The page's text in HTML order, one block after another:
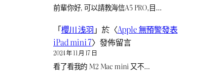
前輩你好, 可以請教海信A5 PRO,目…
「櫻川 浅羽 」於〈Apple 無預警發表
iPad mini 7〉發佈留言
2024 年 11 月 17 日
看了看我的 M2 Mac mini 又不…